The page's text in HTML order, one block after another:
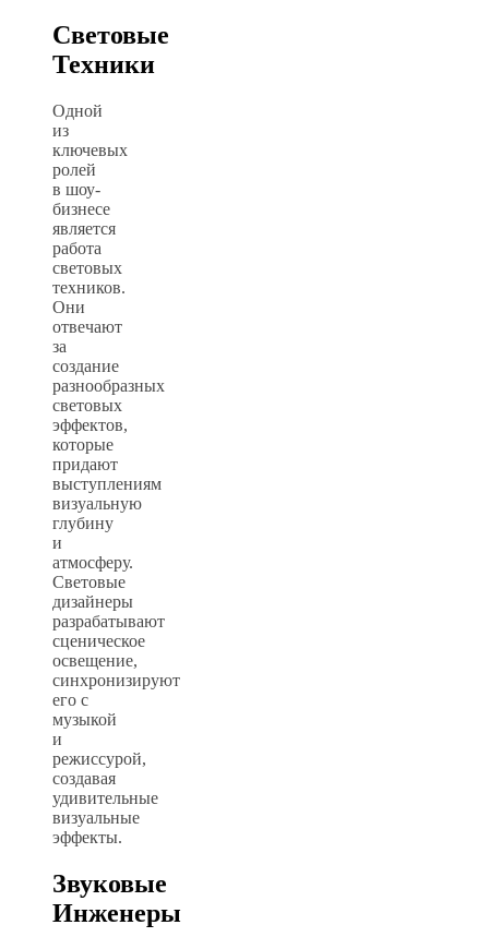
Световые
Техники
Одной
из
ключевых
ролей
в шоу-
бизнесе
является
работа
световых
техников.
Они
отвечают
за
создание
разнообразных
световых
эффектов,
которые
придают
выступлениям
визуальную
глубину
и
атмосферу.
Световые
дизайнеры
разрабатывают
сценическое
освещение,
синхронизируют
его с
музыкой
и
режиссурой,
создавая
удивительные
визуальные
эффекты.
Звуковые
Инженеры